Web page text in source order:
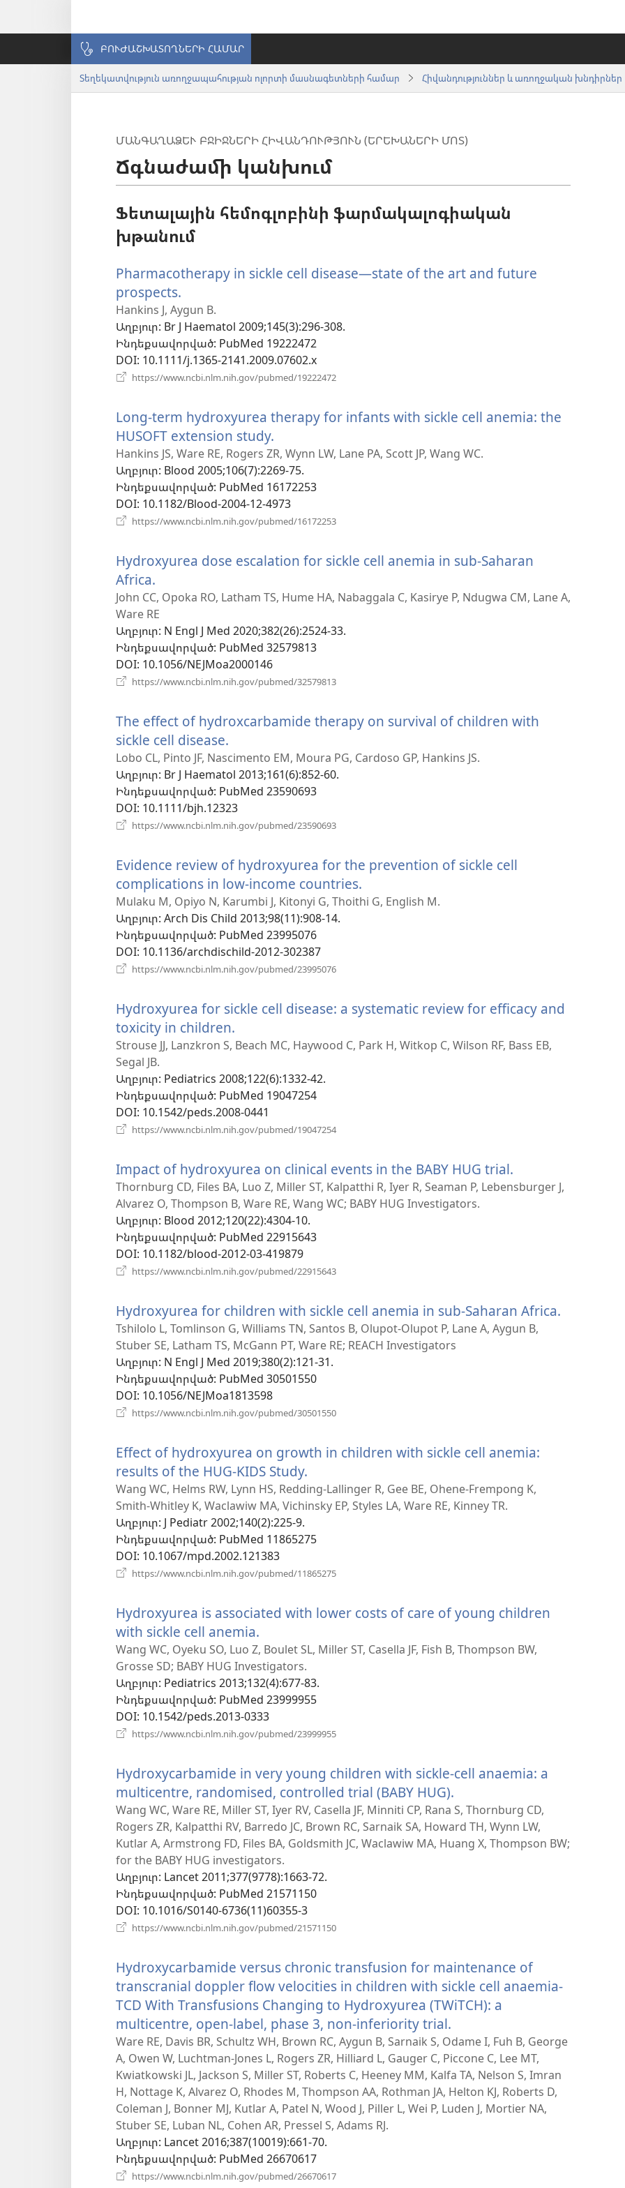
ԲՈՒԺԱՇԽԱՏՈՂՆԵՐԻ ՀԱՄԱՐ
Տեղեկատվություն առողջապահության ոլորտի մասնագետների համար Հիվանդություններ և առողջական խնդիրներ
ՄԱՆԳԱՂԱՁԵՒ ԲՋԻՋՆԵՐԻ ՀԻՎԱՆԴՈՒԹՅՈՒՆ (ԵՐԵԽԱՆԵՐԻ ՄՈՏ)
Ճգնաժամի կանխում
Ֆետալային հեմոգլոբինի ֆարմակալոգիական
խթանում
Pharmacotherapy in sickle cell disease—state of the art and future
prospects.
է
նոր
պատուհան)
Hankins J, Aygun B.
Աղբյուր‎: Br J Haematol 2009;145(3):296-308.
Ինդեքսավորված‎: PubMed 19222472
DOI‎: 10.1111/j.1365-2141.2009.07602.x
https://www.ncbi.nlm.nih.gov/pubmed/19222472
պատուհան)
Long-term hydroxyurea therapy for infants with sickle cell anemia: the
HUSOFT extension study.
է
նոր
պատուհան)
Hankins JS, Ware RE, Rogers ZR, Wynn LW, Lane PA, Scott JP, Wang WC.
Աղբյուր‎: Blood 2005;106(7):2269-75.
Ինդեքսավորված‎: PubMed 16172253
DOI‎: 10.1182/Blood-2004-12-4973
https://www.ncbi.nlm.nih.gov/pubmed/16172253
պատուհան)
Hydroxyurea dose escalation for sickle cell anemia in sub-Saharan
Africa.
է
նոր
պատուհան)
John CC, Opoka RO, Latham TS, Hume HA, Nabaggala C, Kasirye P, Ndugwa CM, Lane A,
Ware RE
Աղբյուր‎: N Engl J Med 2020;382(26):2524-33.
Ինդեքսավորված‎: PubMed 32579813
DOI‎: 10.1056/NEJMoa2000146
https://www.ncbi.nlm.nih.gov/pubmed/32579813
պատուհան)
The effect of hydroxcarbamide therapy on survival of children with
sickle cell disease.
է
նոր
պատուհան)
Lobo CL, Pinto JF, Nascimento EM, Moura PG, Cardoso GP, Hankins JS.
Աղբյուր‎: Br J Haematol 2013;161(6):852-60.
Ինդեքսավորված‎: PubMed 23590693
DOI‎: 10.1111/bjh.12323
https://www.ncbi.nlm.nih.gov/pubmed/23590693
պատուհան)
Evidence review of hydroxyurea for the prevention of sickle cell
complications in low-income countries.
է
Mulaku M, Opiyo N, Karumbi J, Kitonyi G, Thoithi G, English M.
Աղբյուր‎: Arch Dis Child 2013;98(11):908-14.
Ինդեքսավորված‎: PubMed 23995076
DOI‎: 10.1136/archdischild-2012-302387
https://www.ncbi.nlm.nih.gov/pubmed/23995076
պատուհան)
Hydroxyurea for sickle cell disease: a systematic review for efficacy and
toxicity in children.
է
պատուհան)
Strouse JJ, Lanzkron S, Beach MC, Haywood C, Park H, Witkop C, Wilson RF, Bass EB,
Segal JB.
Աղբյուր‎: Pediatrics 2008;122(6):1332-42.
Ինդեքսավորված‎: PubMed 19047254
DOI‎: 10.1542/peds.2008-0441
https://www.ncbi.nlm.nih.gov/pubmed/19047254
պատուհան)
Impact of hydroxyurea on clinical events in the BABY HUG trial.
է
Thornburg CD, Files BA, Luo Z, Miller ST, Kalpatthi R, Iyer R, Seaman P, Lebensburger J,
Alvarez O, Thompson B, Ware RE, Wang WC; BABY HUG Investigators.
Աղբյուր‎: Blood 2012;120(22):4304-10.
Ինդեքսավորված‎: PubMed 22915643
DOI‎: 10.1182/blood-2012-03-419879
https://www.ncbi.nlm.nih.gov/pubmed/22915643
պատուհան)
Hydroxyurea for children with sickle cell anemia in sub-Saharan Africa.
Tshilolo L, Tomlinson G, Williams TN, Santos B, Olupot-Olupot P, Lane A, Aygun B,
Stuber SE, Latham TS, McGann PT, Ware RE; REACH Investigators
Աղբյուր‎: N Engl J Med 2019;380(2):121-31.
Ինդեքսավորված‎: PubMed 30501550
DOI‎: 10.1056/NEJMoa1813598
https://www.ncbi.nlm.nih.gov/pubmed/30501550
պատուհան)
Effect of hydroxyurea on growth in children with sickle cell anemia:
results of the HUG-KIDS Study.
է
նոր
Wang WC, Helms RW, Lynn HS, Redding-Lallinger R, Gee BE, Ohene-Frempong K,
Smith-Whitley K, Waclawiw MA, Vichinsky EP, Styles LA, Ware RE, Kinney TR.
Աղբյուր‎: J Pediatr 2002;140(2):225-9.
Ինդեքսավորված‎: PubMed 11865275
DOI‎: 10.1067/mpd.2002.121383
https://www.ncbi.nlm.nih.gov/pubmed/11865275
պատուհան)
Hydroxyurea is associated with lower costs of care of young children
with sickle cell anemia.
է
նոր
պատուհան)
Wang WC, Oyeku SO, Luo Z, Boulet SL, Miller ST, Casella JF, Fish B, Thompson BW,
Grosse SD; BABY HUG Investigators.
Աղբյուր‎: Pediatrics 2013;132(4):677-83.
Ինդեքսավորված‎: PubMed 23999955
DOI‎: 10.1542/peds.2013-0333
https://www.ncbi.nlm.nih.gov/pubmed/23999955
պատուհան)
Hydroxycarbamide in very young children with sickle-cell anaemia: a
multicentre, randomised, controlled trial (BABY HUG).
է
նոր
պատուհան)
Wang WC, Ware RE, Miller ST, Iyer RV, Casella JF, Minniti CP, Rana S, Thornburg CD,
Rogers ZR, Kalpatthi RV, Barredo JC, Brown RC, Sarnaik SA, Howard TH, Wynn LW,
Kutlar A, Armstrong FD, Files BA, Goldsmith JC, Waclawiw MA, Huang X, Thompson BW;
for the BABY HUG investigators.
Աղբյուր‎: Lancet 2011;377(9778):1663-72.
Ինդեքսավորված‎: PubMed 21571150
DOI‎: 10.1016/S0140-6736(11)60355-3
https://www.ncbi.nlm.nih.gov/pubmed/21571150
պատուհան)
Hydroxycarbamide versus chronic transfusion for maintenance of
transcranial doppler flow velocities in children with sickle cell anaemia-
TCD With Transfusions Changing to Hydroxyurea (TWiTCH): a
multicentre, open-label, phase 3, non-inferiority trial.
է
նոր
պատուհան)
Ware RE, Davis BR, Schultz WH, Brown RC, Aygun B, Sarnaik S, Odame I, Fuh B, George
A, Owen W, Luchtman-Jones L, Rogers ZR, Hilliard L, Gauger C, Piccone C, Lee MT,
Kwiatkowski JL, Jackson S, Miller ST, Roberts C, Heeney MM, Kalfa TA, Nelson S, Imran
H, Nottage K, Alvarez O, Rhodes M, Thompson AA, Rothman JA, Helton KJ, Roberts D,
Coleman J, Bonner MJ, Kutlar A, Patel N, Wood J, Piller L, Wei P, Luden J, Mortier NA,
Stuber SE, Luban NL, Cohen AR, Pressel S, Adams RJ.
Աղբյուր‎: Lancet 2016;387(10019):661-70.
Ինդեքսավորված‎: PubMed 26670617
https://www.ncbi.nlm.nih.gov/pubmed/26670617